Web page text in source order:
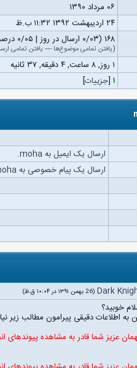
۰۶ مرداد ۱۳۹۰
۲۴ اردیبهشت ۱۳۹۲ ۱۱:۳۲ ب.ظ
۱۶۸ (۰/۰۳ ارسال در روز | ۰/۰۵ درصد از کل ارسال‌ها)
(یافتن تمامی موضوع‌ها — یافتن تمامی
۱ روز, ۸ ساعت, ۴ دقیقه, ۳۷ ثانیه
۱ [جزییات]
ارسال یک ایمیل به moha.
ارسال یک پیام خصوصی به moha.
Dark (26 بهمن ۱۳۹۱ در ۱۰:۰۴ ق.ظ)
خوبید؟
به اطلاعات دقیقی پیرامون مطالب زیر
عزیز شما قادر به مشاهده